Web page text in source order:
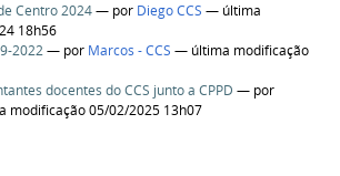
Centro 2024— por Diego CCS — última
18h56
2022— por Marcos - CCS — última modificação
docentes do CCS junto a CPPD — por
modificação 05/02/2025 13h07